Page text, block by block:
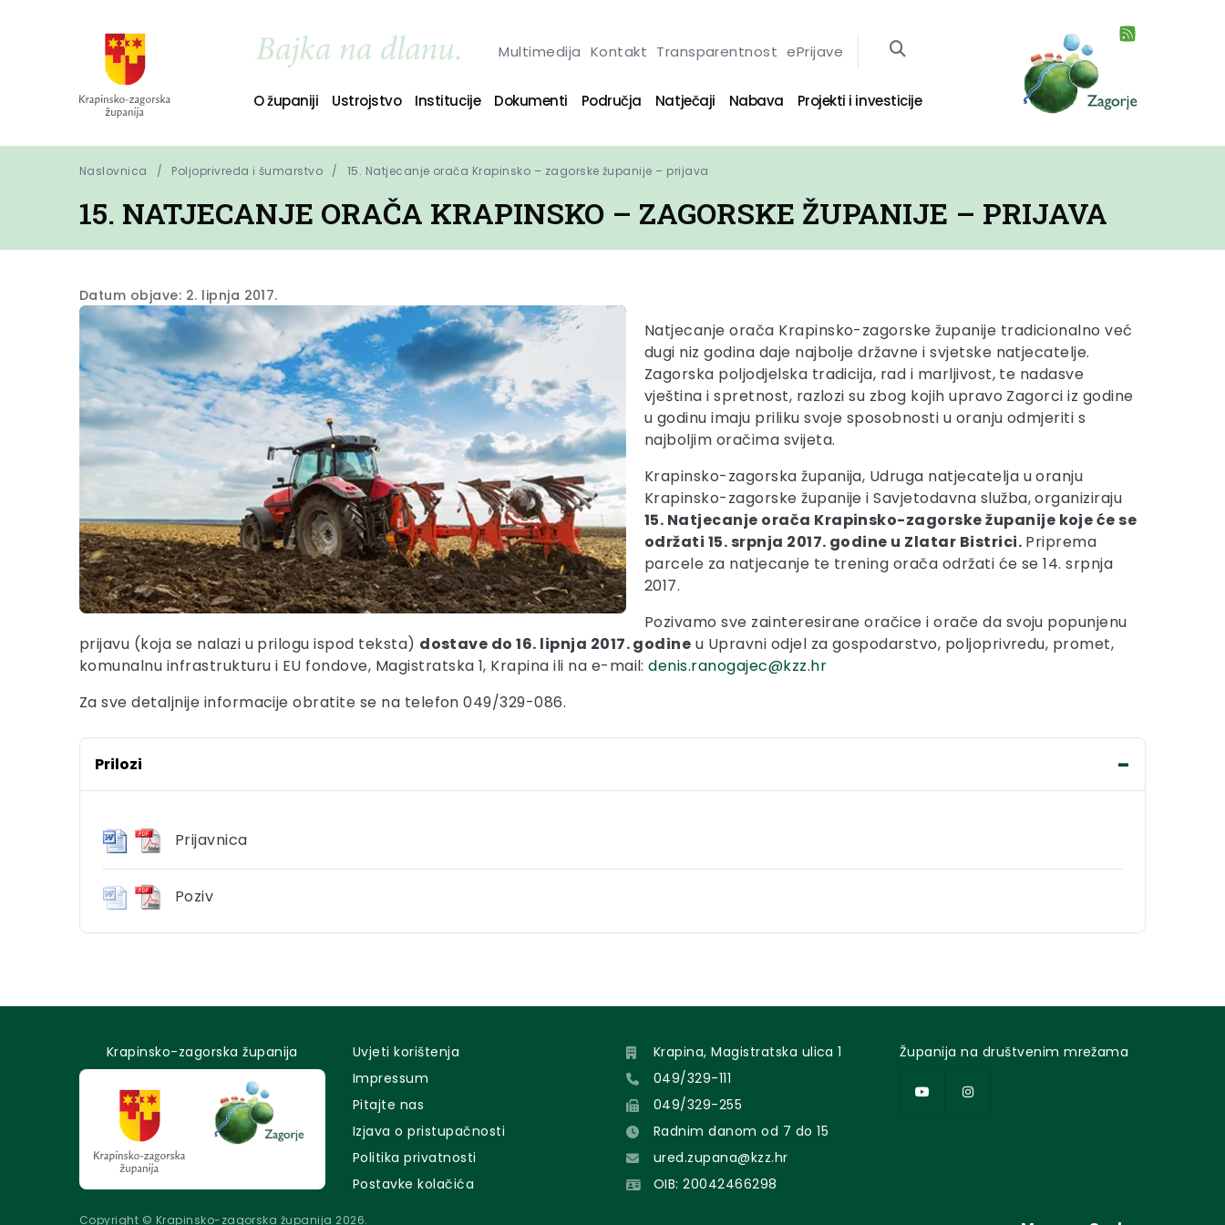
Multimedija Kontakt Transparentnost ePrijave
O županiji Ustrojstvo Institucije Dokumenti Područja Natječaji Nabava Projekti i investicije
Naslovnica Poljoprivreda i šumarstvo 15. Natjecanje orača Krapinsko – zagorske županije – prijava
15. NATJECANJE ORAČA KRAPINSKO – ZAGORSKE ŽUPANIJE – PRIJAVA
Datum objave: 2. lipnja 2017.
Natjecanje orača Krapinsko-zagorske županije tradicionalno već
dugi niz godina daje najbolje državne i svjetske natjecatelje.
Zagorska poljodjelska tradicija, rad i marljivost, te nadasve
vještina i spretnost, razlozi su zbog kojih upravo Zagorci iz godine
u godinu imaju priliku svoje sposobnosti u oranju odmjeriti s
najboljim oračima svijeta.
Krapinsko-zagorska županija, Udruga natjecatelja u oranju
Krapinsko-zagorske županije i Savjetodavna služba, organiziraju
15. Natjecanje orača Krapinsko-zagorske županije koje će se
održati 15. srpnja 2017. godine u Zlatar Bistrici. Priprema
parcele za natjecanje te trening orača održati će se 14. srpnja
2017.
Pozivamo sve zainteresirane oračice i orače da svoju popunjenu
prijavu (koja se nalazi u prilogu ispod teksta) dostave do 16. lipnja 2017. godine u Upravni odjel za gospodarstvo, poljoprivredu, promet,
komunalnu infrastrukturu i EU fondove, Magistratska 1, Krapina ili na e-mail:denis.ranogajec@kzz.hr
Za sve detaljnije informacije obratite se na telefon 049/329-086.
Prilozi
Prijavnica
Poziv
Krapinsko-zagorska županija
Uvjeti korištenja
Impressum
Pitajte nas
Izjava o pristupačnosti
Politika privatnosti
Postavke kolačića
Krapina, Magistratska ulica 1
049/329-111
049/329-255
Radnim danom od 7 do 15
ured.zupana@kzz.hr
OIB: 20042466298
Županija na društvenim mrežama
Copyright © Krapinsko-zagorska županija 2026.